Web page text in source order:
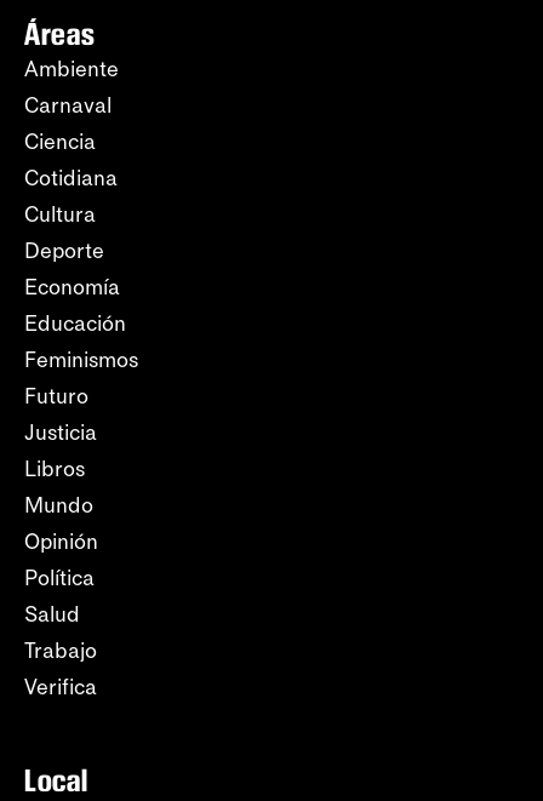
Áreas
Ambiente
Carnaval
Ciencia
Cotidiana
Cultura
Deporte
Economía
Educación
Feminismos
Futuro
Justicia
Libros
Mundo
Opinión
Política
Salud
Trabajo
Verifica
Local